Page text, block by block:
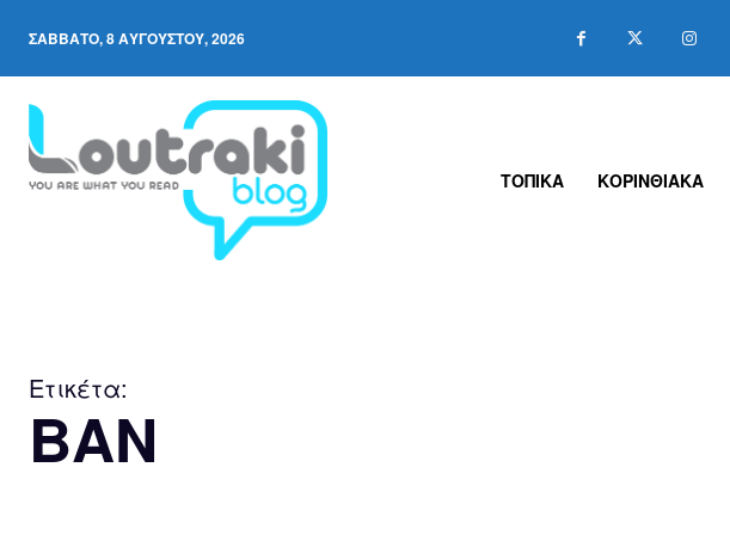
ΣΆΒΒΑΤΟ, 8 ΑΥΓΟΎΣΤΟΥ, 2026
ΤΟΠΙΚΑ ΚΟΡΙΝΘΙΑΚΑ
Ετικέτα:
ΒΑΝ